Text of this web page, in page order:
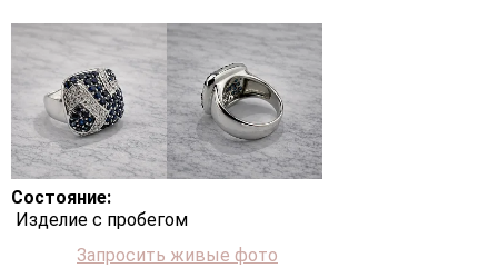
Состояние:
Изделие с пробегом
Запросить живые фото